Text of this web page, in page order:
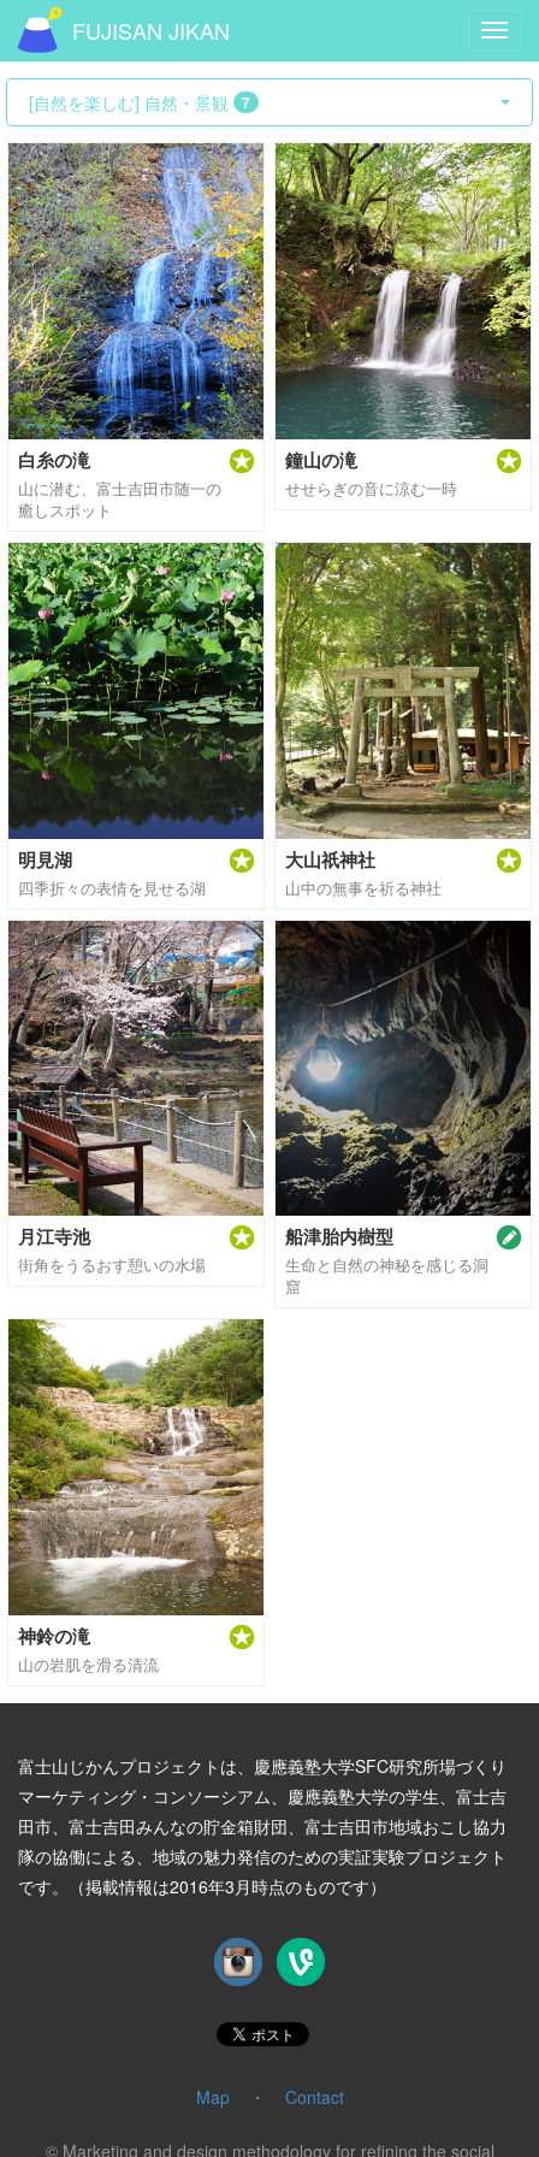
FUJISAN JIKAN
[自然を楽しむ] 自然・景観 7
白糸の滝
山に潜む、富士吉田市随一の
癒しスポット
鐘山の滝
せせらぎの音に涼む一時
明見湖
四季折々の表情を見せる湖
大山祇神社
山中の無事を祈る神社
月江寺池
街角をうるおす憩いの水場
船津胎内樹型
生命と自然の神秘を感じる洞
窟
神鈴の滝
山の岩肌を滑る清流
富士山じかんプロジェクトは、慶應義塾大学SFC研究所場づくり
マーケティング・コンソーシアム、慶應義塾大学の学生、富士吉
田市、富士吉田みんなの貯金箱財団、富士吉田市地域おこし協力
隊の協働による、地域の魅力発信のための実証実験プロジェクト
です。（掲載情報は2016年3月時点のものです）
Map ・ Contact
© Marketing and design methodology for refining the social